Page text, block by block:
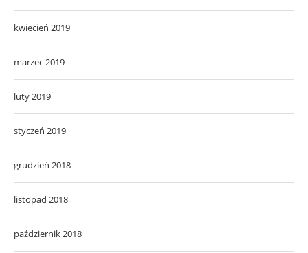
kwiecień 2019
marzec 2019
luty 2019
styczeń 2019
grudzień 2018
listopad 2018
październik 2018